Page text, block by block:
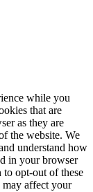
while you
that are
as they are
the website. We
understand how
in your browser
opt-out of these
may affect your